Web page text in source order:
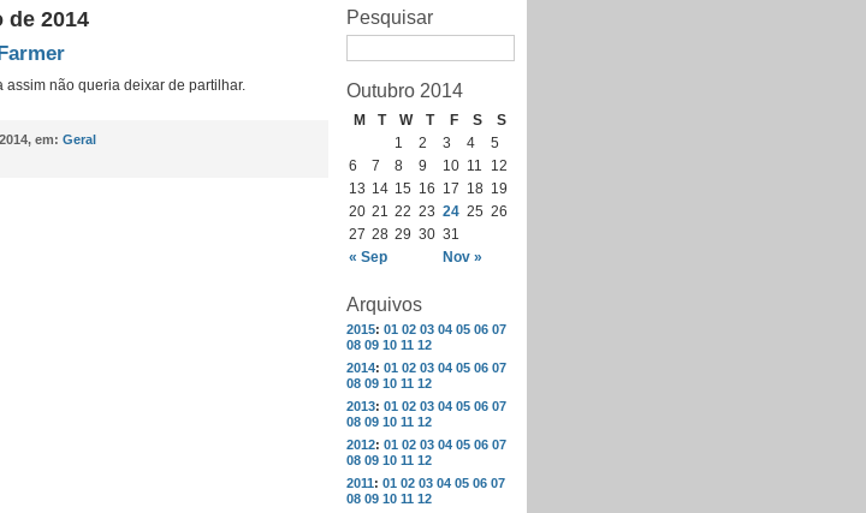
Pesquisar
Outubro 2014
M T W T F S S
« Sep Nov »
1 2 3 4
5
6
7 8 9 10 11
12
13 14 15 16 17 18 19
20 21 22 23 24 25 26
27 28 29 30 31
Arquivos
2015: 01 02 03 04 05 06 07
08 09 10 11 12
2014: 01 02 03 04 05 06 07
08 09 10 11 12
2013: 01 02 03 04 05 06 07
08 09 10 11 12
2012: 01 02 03 04 05 06 07
08 09 10 11 12
2011: 01 02 03 04 05 06 07
08 09 10 11 12
2014
não queria deixar de partilhar.
em: Geral